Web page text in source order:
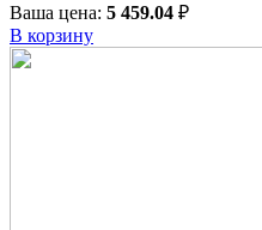
Ваша цена: 5 459.04 ₽
В корзину